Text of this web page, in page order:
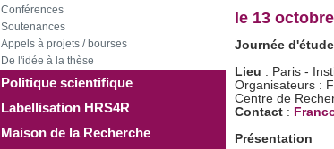
Conférences
Soutenances
Appels à projets / bourses
De l'idée à la thèse
Politique scientifique
Labellisation HRS4R
Maison de la Recherche
le 13
Journée
Lieu : Paris -
Organisateurs :
Centre de
Contact:
Présentation